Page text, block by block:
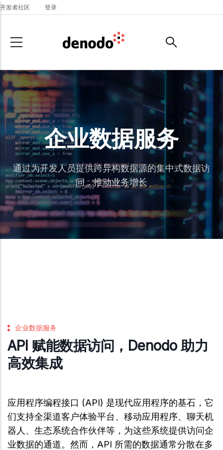
Skip to main content
开发者社区 登录
企业数据服务
通过为开发人员提供跨异构数据源的集中式数据访
问，推动业务增长
企业数据服务
API 赋能数据访问，Denodo 助力
高效集成
应用程序编程接口 (API) 是现代应用程序的基石，它
们支持全渠道客户体验平台、移动应用程序、聊天机
器人、生态系统合作伙伴等，为这些系统提供访问企
业数据的通道。然而，API 所需的数据通常分散在多